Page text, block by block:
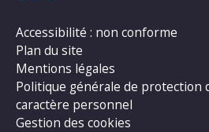
Accessibilité : non conforme
Plan du site
Mentions légales
Politique générale de protection
caractère personnel
Gestion des cookies